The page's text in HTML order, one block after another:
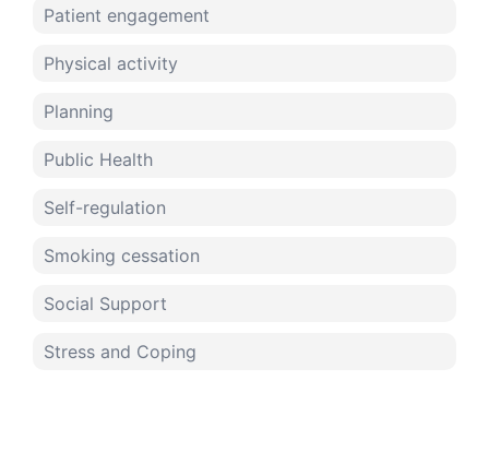
Patient engagement
Physical activity
Planning
Public Health
Self-regulation
Smoking cessation
Social Support
Stress and Coping